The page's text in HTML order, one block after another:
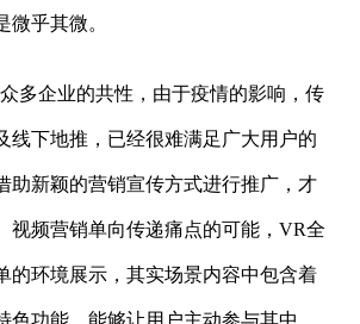
微乎其微。
多企业的共性，由于疫情的影响，传
线下地推，已经很难满足广大用户的
助新颖的营销宣传方式进行推广，才
视频营销单向传递痛点的可能，VR全
的环境展示，其实场景内容中包含着